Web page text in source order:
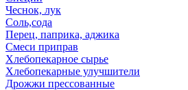
Чеснок, лук
Соль,сода
Перец, паприка, аджика
Смеси приправ
Хлебопекарное сырье
Хлебопекарные улучшители
Дрожжи прессованные